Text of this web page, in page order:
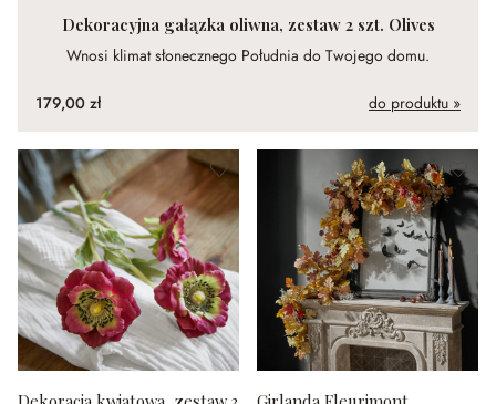
Dekoracyjna gałązka oliwna, zestaw 2 szt. Olives
Wnosi klimat słonecznego Południa do Twojego domu.
179,00 zł do produktu »